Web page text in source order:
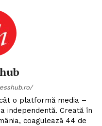
o platformă media –
independentă. Creată în
coagulează 44 de